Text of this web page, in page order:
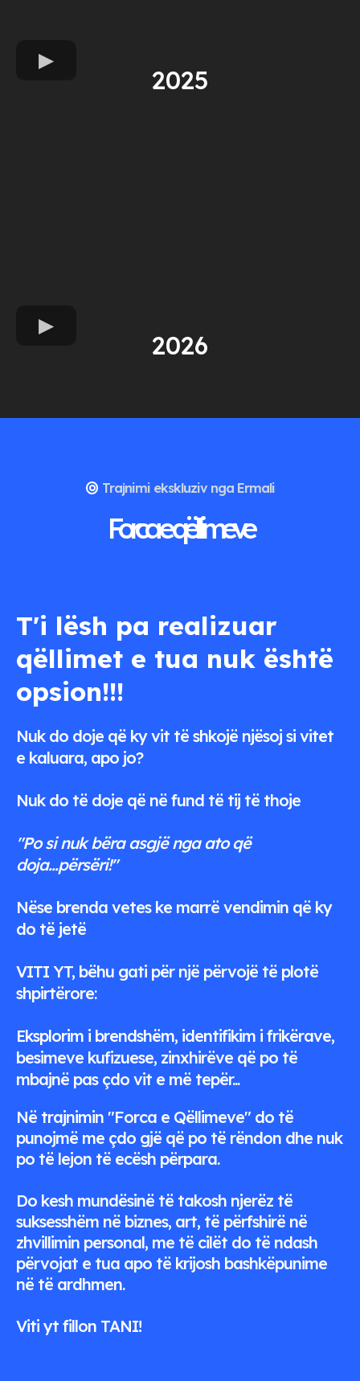
2025
2026
Trajnimi ekskluziv nga Ermali
Forca e qëllimeve
T'i lësh pa realizuar
qëllimet e tua nuk është
opsion!!!
Nuk do doje që ky vit të shkojë njësoj si vitet
e kaluara, apo jo?
Nuk do të doje që në fund të tij të thoje
"Po si nuk bëra asgjë nga ato që
doja...përsëri!"
Nëse brenda vetes ke marrë vendimin që ky
do të jetë
VITI YT, bëhu gati për një përvojë të plotë
shpirtërore:
Eksplorim i brendshëm, identifikim i frikërave,
besimeve kufizuese, zinxhirëve që po të
mbajnë pas çdo vit e më tepër...
Në trajnimin "Forca e Qëllimeve" do të
punojmë me çdo gjë që po të rëndon dhe nuk
po të lejon të ecësh përpara.
Do kesh mundësinë të takosh njerëz të
suksesshëm në biznes, art, të përfshirë në
zhvillimin personal, me të cilët do të ndash
përvojat e tua apo të krijosh bashkëpunime
në të ardhmen.
​Viti yt fillon TANI!